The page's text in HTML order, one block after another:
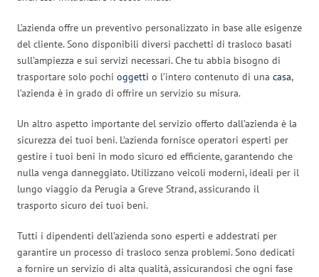
L’azienda offre un preventivo personalizzato in base alle esigenze
del cliente. Sono disponibili diversi pacchetti di trasloco basati
sull’ampiezza e sui servizi necessari. Che tu abbia bisogno di
trasportare solo pochi oggetti o l’intero contenuto di una casa,
l’azienda è in grado di offrire un servizio su misura.
Un altro aspetto importante del servizio offerto dall’azienda è la
sicurezza dei tuoi beni. L’azienda fornisce operatori esperti per
gestire i tuoi beni in modo sicuro ed efficiente, garantendo che
nulla venga danneggiato. Utilizzano veicoli moderni, ideali per il
lungo viaggio da Perugia a Greve Strand, assicurando il
trasporto sicuro dei tuoi beni.
Tutti i dipendenti dell’azienda sono esperti e addestrati per
garantire un processo di trasloco senza problemi. Sono dedicati
a fornire un servizio di alta qualità, assicurandosi che ogni fase